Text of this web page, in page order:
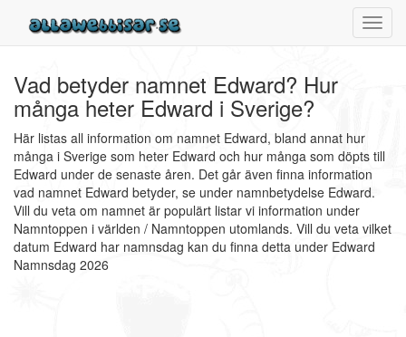
Vad betyder namnet Edward? Hur
många heter Edward i Sverige?
Här listas all information om namnet Edward, bland annat hur
många i Sverige som heter Edward och hur många som döpts till
Edward under de senaste åren. Det går även finna information
vad namnet Edward betyder, se under namnbetydelse Edward.
Vill du veta om namnet är populärt listar vi information under
Namntoppen i världen / Namntoppen utomlands. Vill du veta vilket
datum Edward har namnsdag kan du finna detta under Edward
Namnsdag 2026